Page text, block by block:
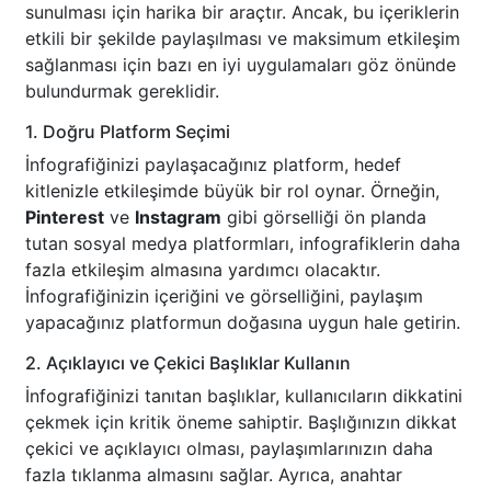
sunulması için harika bir araçtır. Ancak, bu içeriklerin
etkili bir şekilde paylaşılması ve maksimum etkileşim
sağlanması için bazı en iyi uygulamaları göz önünde
bulundurmak gereklidir.
1. Doğru Platform Seçimi
İnfografiğinizi paylaşacağınız platform, hedef
kitlenizle etkileşimde büyük bir rol oynar. Örneğin,
Pinterest ve Instagram gibi görselliği ön planda
tutan sosyal medya platformları, infografiklerin daha
fazla etkileşim almasına yardımcı olacaktır.
İnfografiğinizin içeriğini ve görselliğini, paylaşım
yapacağınız platformun doğasına uygun hale getirin.
2. Açıklayıcı ve Çekici Başlıklar Kullanın
İnfografiğinizi tanıtan başlıklar, kullanıcıların dikkatini
çekmek için kritik öneme sahiptir. Başlığınızın dikkat
çekici ve açıklayıcı olması, paylaşımlarınızın daha
fazla tıklanma almasını sağlar. Ayrıca, anahtar